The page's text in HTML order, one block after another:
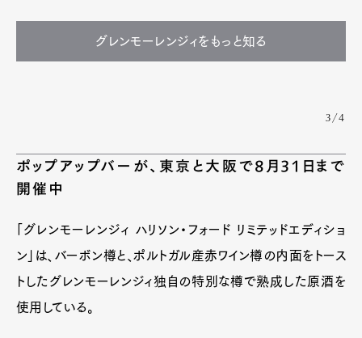
グレンモーレンジィをもっと知る
3/4
ポップアップバーが、東京と大阪で8月31日まで
開催中
「グレンモーレンジィ ハリソン・フォード リミテッドエディショ
ン」は、バーボン樽と、ポルトガル産赤ワイン樽の内面をトース
トしたグレンモーレンジィ独自の特別な樽で熟成した原酒を
使用している。